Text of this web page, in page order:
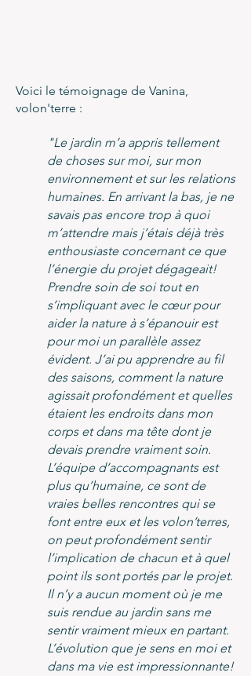
Voici le témoignage de Vanina,
volon'terre :
"Le jardin m’a appris tellement
de choses sur moi, sur mon
environnement et sur les relations
humaines. En arrivant la bas, je ne
savais pas encore trop à quoi
m’attendre mais j’étais déjà très
enthousiaste concernant ce que
l’énergie du projet dégageait!
Prendre soin de soi tout en
s’impliquant avec le cœur pour
aider la nature à s’épanouir est
pour moi un parallèle assez
évident. J’ai pu apprendre au fil
des saisons, comment la nature
agissait profondément et quelles
étaient les endroits dans mon
corps et dans ma tête dont je
devais prendre vraiment soin.
L’équipe d’accompagnants est
plus qu’humaine, ce sont de
vraies belles rencontres qui se
font entre eux et les volon’terres,
on peut profondément sentir
l’implication de chacun et à quel
point ils sont portés par le projet.
Il n’y a aucun moment où je me
suis rendue au jardin sans me
sentir vraiment mieux en partant.
L’évolution que je sens en moi et
dans ma vie est impressionnante!